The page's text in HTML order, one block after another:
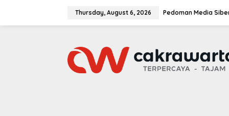
Thursday, August 6, 2026 Pedoman Media